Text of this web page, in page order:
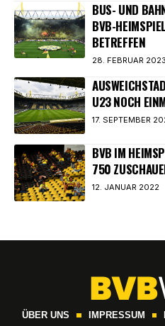
BUS- UND
BVB-
BETREFFEN
28. FEBRUAR 2023
U23 NOCH
17. SEPTEMBER
BVB IM
750
12. JANUAR 2022
ÜBER UNS IMPRESSUM